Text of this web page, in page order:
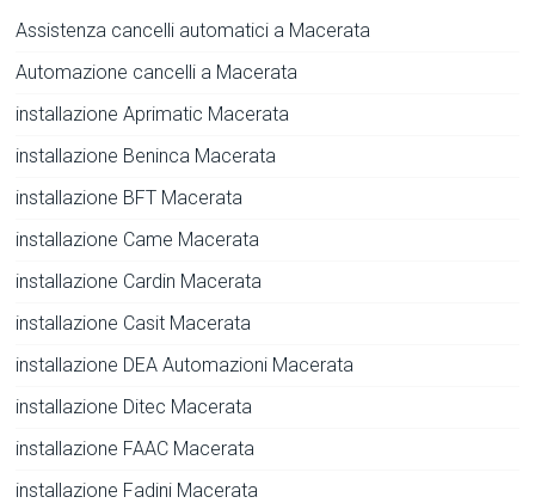
Assistenza cancelli automatici a Macerata
Automazione cancelli a Macerata
installazione Aprimatic Macerata
installazione Beninca Macerata
installazione BFT Macerata
installazione Came Macerata
installazione Cardin Macerata
installazione Casit Macerata
installazione DEA Automazioni Macerata
installazione Ditec Macerata
installazione FAAC Macerata
installazione Fadini Macerata